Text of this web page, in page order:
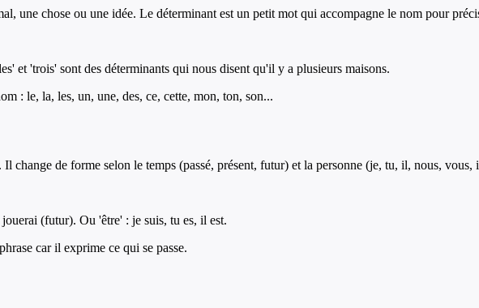
une chose ou une idée. Le déterminant est un petit mot qui accompagne le nom pour
et 'trois' sont des déterminants qui nous disent qu'il y a plusieurs maisons.
: le, la, les, un, une, des, ce, cette, mon, ton, son...
change de forme selon le temps (passé, présent, futur) et la personne (je, tu, il, nous, vous,
(futur). Ou 'être' : je suis, tu es, il est.
car il exprime ce qui se passe.